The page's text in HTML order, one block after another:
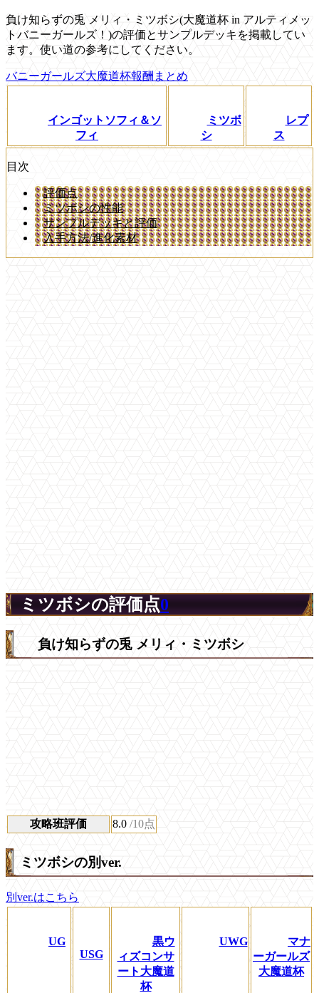
負け知らずの兎 メリィ・ミツボシ(大魔道杯 in アルティメッ
トバニーガールズ！)の評価とサンプルデッキを掲載してい
ます。使い道の参考にしてください。
バニーガールズ大魔道杯報酬まとめ
インゴットソフィ＆ソ
フィ
ミツボ
シ
レプ
ス
目次
評価点
ミツボシの性能
サンプルデッキと評価
入手方法/進化素材
ミツボシの評価点0
負け知らずの兎 メリィ・ミツボシ
攻略班評価 8.0 /10点
ミツボシの別ver.
別ver.はこちら
UG
USG
黒ウ
ィズコンサ
ート大魔道
杯
UWG
マナ
ーガールズ
大魔道杯